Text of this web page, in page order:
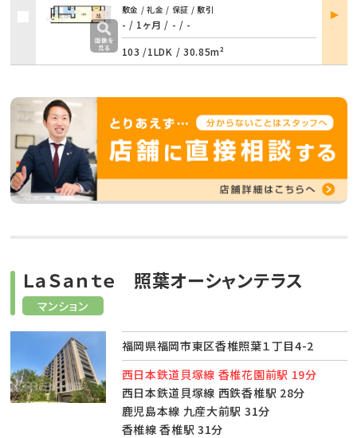
敷金 / 礼金 / 保証 / 敷引
- / 1ヶ月 / - / -
103 /1LDK / 30.85m²
部屋
詳細
マンション
ＬａＳａｎｔｅ 照葉オーシャンテラス
福岡県福岡市東区香椎照葉１丁目4-2
西日本鉄道貝塚線 香椎花園前駅 19分
西日本鉄道貝塚線 西鉄香椎駅 28分
鹿児島本線 九産大前駅 31分
香椎線 香椎駅 31分